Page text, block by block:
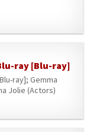
ray [Blu-ray]
ray]; Gemma
Jolie (Actors)